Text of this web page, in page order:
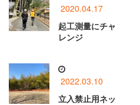
2020.04.17
起工測量にチャ
レンジ
2022.03.10
立入禁止用ネッ